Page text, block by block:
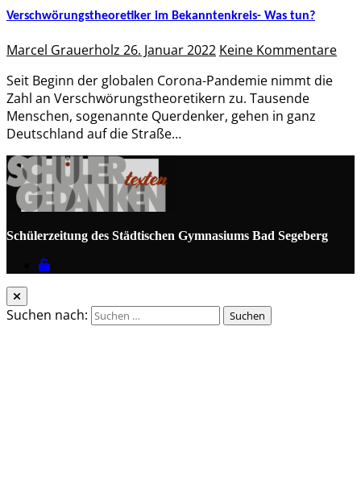
Verschwörungstheoretiker im Bekanntenkreis- Was tun?
Marcel Grauerholz 26. Januar 2022 Keine Kommentare
Seit Beginn der globalen Corona-Pandemie nimmt die
Zahl an Verschwörungstheoretikern zu. Tausende
Menschen, sogenannte Querdenker, gehen in ganz
Deutschland auf die Straße…
Schülerzeitung des Städtischen Gymnasiums Bad Segeberg
Suchen nach: